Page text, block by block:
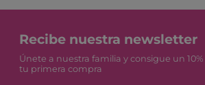
Recibe nuestra newsletter
Únete a nuestra familia y consigue un
tu primera compra